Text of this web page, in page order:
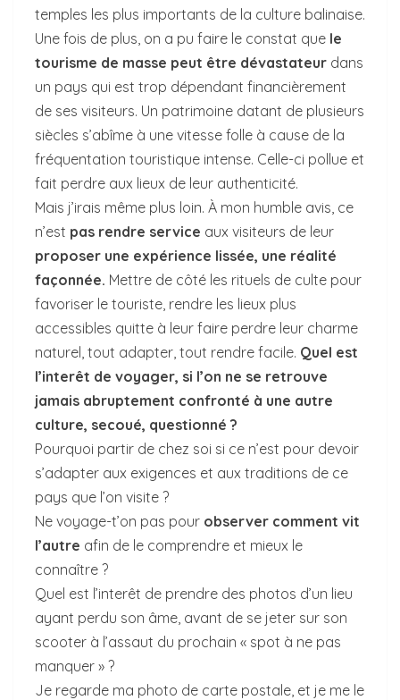
temples les plus importants de la culture balinaise.
Une fois de plus, on a pu faire le constat que le
tourisme de masse peut être dévastateur dans
un pays qui est trop dépendant financièrement
de ses visiteurs. Un patrimoine datant de plusieurs
siècles s’abîme à une vitesse folle à cause de la
fréquentation touristique intense. Celle-ci pollue et
fait perdre aux lieux de leur authenticité.
Mais j’irais même plus loin. À mon humble avis, ce
n’est pas rendre service aux visiteurs de leur
proposer une expérience lissée, une réalité
façonnée. Mettre de côté les rituels de culte pour
favoriser le touriste, rendre les lieux plus
accessibles quitte à leur faire perdre leur charme
naturel, tout adapter, tout rendre facile. Quel est
l’interêt de voyager, si l’on ne se retrouve
jamais abruptement confronté à une autre
culture, secoué, questionné ?
Pourquoi partir de chez soi si ce n’est pour devoir
s’adapter aux exigences et aux traditions de ce
pays que l’on visite ?
Ne voyage-t’on pas pour observer comment vit
l’autre afin de le comprendre et mieux le
connaître ?
Quel est l’interêt de prendre des photos d’un lieu
ayant perdu son âme, avant de se jeter sur son
scooter à l’assaut du prochain « spot à ne pas
manquer » ?
Je regarde ma photo de carte postale, et je me le